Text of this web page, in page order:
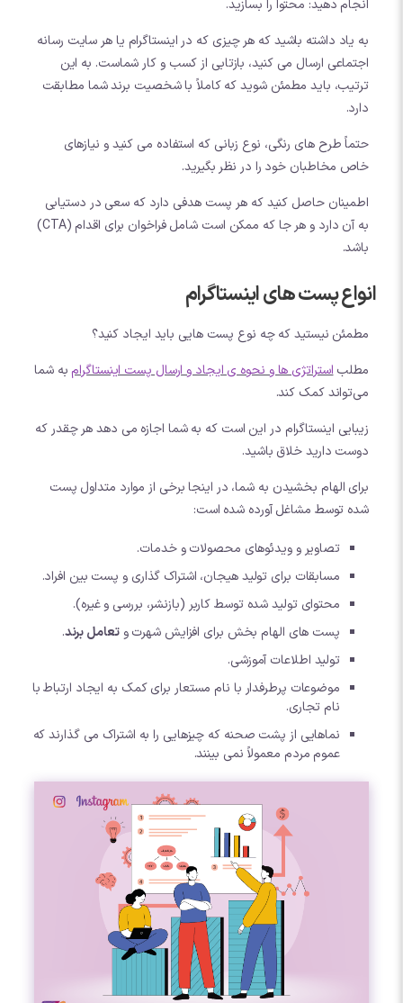
انجام دهید: محتوا را بسازید.
به یاد داشته باشید که هر چیزی که در اینستاگرام یا هر سایت رسانه
اجتماعی ارسال می کنید، بازتابی از کسب و کار شماست. به این
ترتیب، باید مطمئن شوید که کاملاً با شخصیت برند شما مطابقت
دارد.
حتماً طرح های رنگی، نوع زبانی که استفاده می کنید و نیازهای
خاص مخاطبان خود را در نظر بگیرید.
اطمینان حاصل کنید که هر پست هدفی دارد که سعی در دستیابی
به آن دارد و هر جا که ممکن است شامل فراخوان برای اقدام (CTA)
باشد.
انواع پست های اینستاگرام
مطمئن نیستید که چه نوع پست هایی باید ایجاد کنید؟
مطلباستراتژی ها و نحوه ی ایجاد و ارسال پست اینستاگرام به شما
می‌تواند کمک کند.
زیبایی اینستاگرام در این است که به شما اجازه می دهد هر چقدر که
دوست دارید خلاق باشید.
برای الهام بخشیدن به شما، در اینجا برخی از موارد متداول پست
شده توسط مشاغل آورده شده است:
تصاویر و ویدئوهای محصولات و خدمات.
مسابقات برای تولید هیجان، اشتراک گذاری و پست بین افراد.
محتوای تولید شده توسط کاربر (بازنشر، بررسی و غیره).
پست های الهام بخش برای افزایش شهرت وتعامل برند.
تولید اطلاعات آموزشی.
موضوعات پرطرفدار با نام مستعار برای کمک به ایجاد ارتباط با
نام تجاری.
نماهایی از پشت صحنه که چیزهایی را به اشتراک می گذارند که
عموم مردم معمولاً نمی بینند.